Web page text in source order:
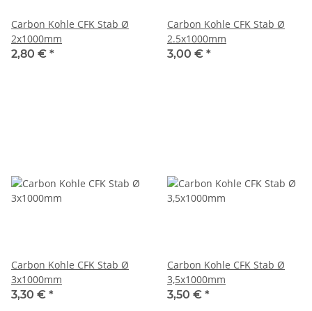
Carbon Kohle CFK Stab Ø
2x1000mm
2,80 € *
Carbon Kohle CFK Stab Ø
2.5x1000mm
3,00 € *
Carbon Kohle CFK Stab Ø
3x1000mm
3,30 € *
Carbon Kohle CFK Stab Ø
3,5x1000mm
3,50 € *